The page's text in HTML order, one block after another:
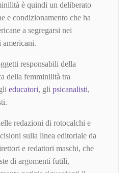
è quindi un deliberato
e condizionamento che ha
a segregarsi nei
americani.
responsabili della
della femminilità tra
educatori, gli psicanalisti,
redazioni di rotocalchi e
sulla linea editoriale da
e redattori maschi, che
di argomenti futili,